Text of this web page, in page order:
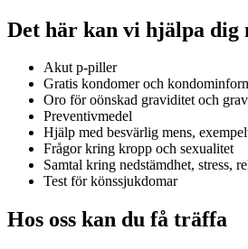
Det här kan vi hjälpa dig
Akut p-piller
Gratis kondomer och
Oro för oönskad graviditet och
Preventivmedel
Hjälp med besvärlig mens,
Frågor kring kropp och sexualitet
Samtal kring nedstämdhet, stress,
Test för könssjukdomar
Hos oss kan du få träffa